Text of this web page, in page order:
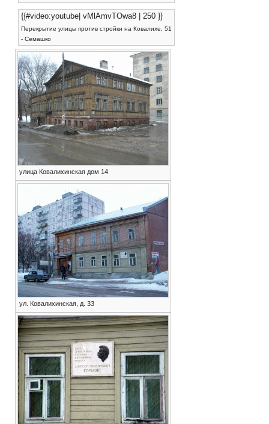
{{#video:youtube| vMlAmvTOwa8 | 250 }}
Перекрытие улицы против стройки на Ковалихе, 51
- Семашко
улица Ковалихинская дом 14
ул. Ковалихинская, д. 33